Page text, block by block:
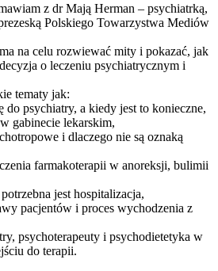
z dr Mają Herman – psychiatrką,
Polskiego Towarzystwa Mediów
na celu rozwiewać mity i pokazać, jak
o leczeniu psychiatrycznym i
tematy jak:
do psychiatry, a kiedy jest to konieczne,
gabinecie lekarskim,
i dlaczego nie są oznaką
farmakoterapii w anoreksji, bulimii
jest hospitalizacja,
pacjentów i proces wychodzenia z
psychoterapeuty i psychodietetyka w
do terapii.